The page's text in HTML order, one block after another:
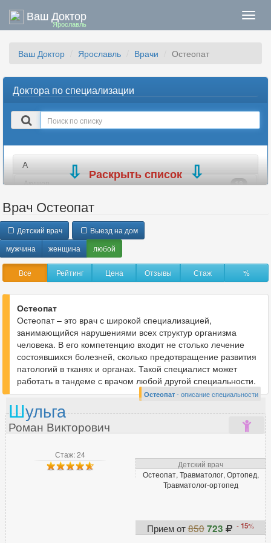
Ваш Доктор
Ярославль
Ваш Доктор Ярославль Врачи Остеопат
Доктора по специализации
Поиск
в
А
Акушер 18
Аллерголог
Ангиохирург
Андролог
Анестезиолог 11
Анестезиолог-реаниматолог 11
Аритмолог 1
В
Венеролог 14
Вертебролог
Врач ЛФК 4
Врач функциональной диагностики
Гастроэнтеролог 18
36
2
Раскрыть список
Врач Остеопат
Детский врач
Выезд на дом
мужчина
женщина любой
Все Рейтинг Цена Отзывы Стаж %
Остеопат
Остеопат – это врач с широкой специализацией,
занимающийся нарушениями всех структур организма
человека. В его компетенцию входит не столько лечение
состоявшихся болезней, сколько предотвращение развития
патологий в тканях и органах. Такой специалист может
работать в тандеме с врачом любой другой специальности.
Остеопат- описание специальности
Стаж: 24
Детский врач
Остеопат, Травматолог, Ортопед,
Травматолог-ортопед
Прием от850 723 -15%
Шульга
Роман Викторович